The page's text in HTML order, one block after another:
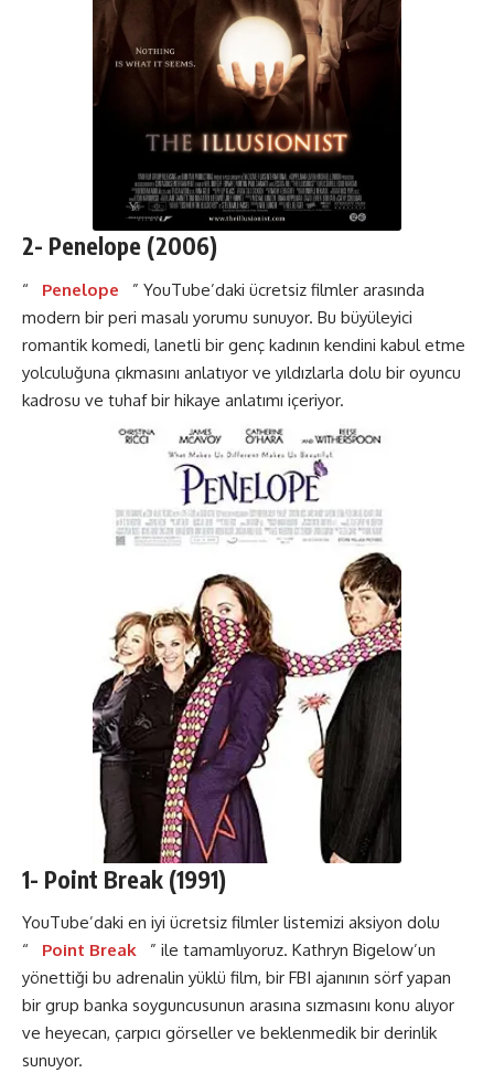
2- Penelope (2006)
“ Penelope
” YouTube’daki ücretsiz filmler arasında
modern bir peri masalı yorumu sunuyor. Bu büyüleyici
romantik komedi, lanetli bir genç kadının kendini kabul etme
yolculuğuna çıkmasını anlatıyor ve yıldızlarla dolu bir oyuncu
kadrosu ve tuhaf bir hikaye anlatımı içeriyor.
1- Point Break (1991)
YouTube’daki en iyi ücretsiz filmler listemizi aksiyon dolu
“
Point Break
” ile tamamlıyoruz. Kathryn Bigelow’un
yönettiği bu adrenalin yüklü film, bir FBI ajanının sörf yapan
bir grup banka soyguncusunun arasına sızmasını konu alıyor
ve heyecan, çarpıcı görseller ve beklenmedik bir derinlik
sunuyor.